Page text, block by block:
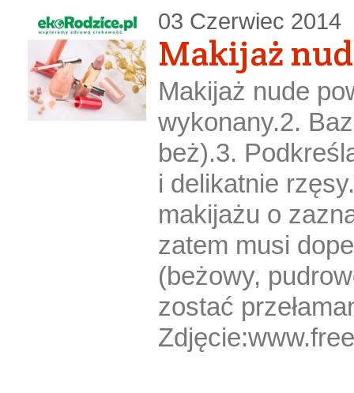
03 Czerwiec 2014
Makijaż
Makijaż nude
wykonany.2.
beż).3.
i delikatnie
makijażu o
zatem musi
(beżowy,
zostać